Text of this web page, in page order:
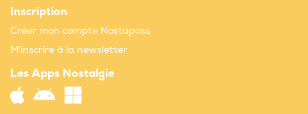
Inscription
Créer mon compte Nostapass
M'inscrire à la newsletter
Les Apps Nostalgie